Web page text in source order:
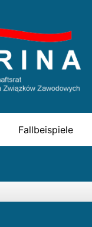
Fallbeispiele